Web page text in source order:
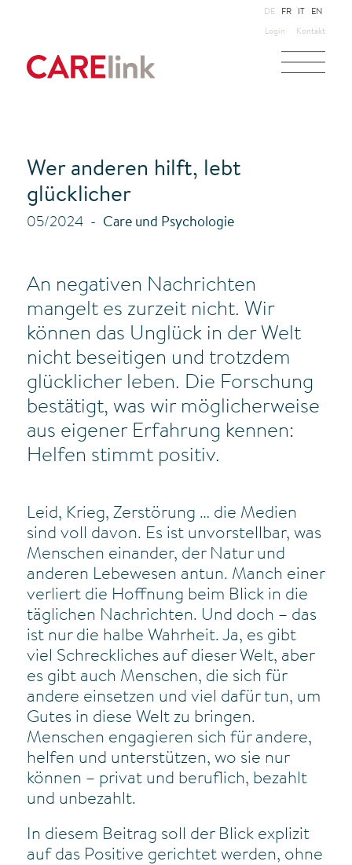
Login Kontakt
DE FR EN
Wer anderen hilft, lebt
glücklicher
05/2024 Care und Psychologie
An negativen Nachrichten
mangelt es zurzeit nicht. Wir
können das Unglück in der Welt
nicht beseitigen und trotzdem
glücklicher leben. Die Forschung
bestätigt, was wir möglicherweise
aus eigener Erfahrung kennen:
Helfen stimmt positiv.
Leid, Krieg, Zerstörung … die Medien
sind voll davon. Es ist unvorstellbar, was
Menschen einander, der Natur und
anderen Lebewesen antun. Manch einer
verliert die Hoffnung beim Blick in die
täglichen Nachrichten. Und doch – das
ist nur die halbe Wahrheit. Ja, es gibt
viel Schreckliches auf dieser Welt, aber
es gibt auch Menschen, die sich für
andere einsetzen und viel dafür tun, um
Gutes in diese Welt zu bringen.
Menschen engagieren sich für andere,
helfen und unterstützen, wo sie nur
können – privat und beruflich, bezahlt
und unbezahlt.
In diesem Beitrag soll der Blick explizit
auf das Positive gerichtet werden, ohne